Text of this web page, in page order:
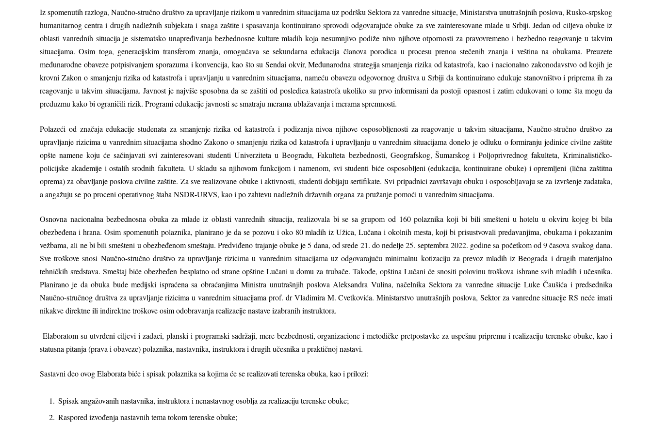
Iz spomenutih razloga, Naučno-stručno društvo za upravlјanje rizikom u vanrednim situacijama uz podršku Sektora za vanredne situacije, Ministarstva unutrašnjnih poslova, Rusko-srpskog
humanitarnog centra i drugih nadležnih subjekata i snaga zaštite i spasavanja kontinuirano sprovodi odgovarajuće obuke za sve zainteresovane mlade u Srbiji. Jedan od cilјeva obuke iz
oblasti vanrednih situacija je sistematsko unapređivanja bezbednosne kulture mladih koja nesumnjivo podiže nivo njihove otpornosti za pravovremeno i bezbedno reagovanje u takvim
situacijama. Osim toga, generacijskim transferom znanja, omogućava se sekundarna edukacija članova porodica u procesu prenoa stečenih znanja i veština na obukama. Preuzete
međunarodne obaveze potpisivanjem sporazuma i konvencija, kao što su Sendai okvir, Međunarodna strategija smanjenja rizika od katastrofa, kao i nacionalno zakonodavstvo od kojih je
krovni Zakon o smanjenju rizika od katastrofa i upravlјanju u vanrednim situacijama, nameću obavezu odgovornog društva u Srbiji da kontinuirano edukuje stanovništvo i priprema ih za
reagovanje u takvim situacijama. Javnost je najviše sposobna da se zaštiti od posledica katastrofa ukoliko su prvo informisani da postoji opasnost i zatim edukovani o tome šta mogu da
preduzmu kako bi ograničili rizik. Programi edukacije javnosti se smatraju merama ublažavanja i merama spremnosti.
Polazeći od značaja edukacije studenata za smanjenje rizika od katastrofa i podizanja nivoa njihove osposoblјenosti za reagovanje u takvim situacijama, Naučno-stručno društvo za
upravlјanje rizicima u vanrednim situacijama shodno Zakono o smanjenju rizika od katastrofa i upravlјanju u vanrednim situacijama donelo je odluku o formiranju jedinice civilne zaštite
opšte namene koju će sačinjavati svi zainteresovani studenti Univerziteta u Beogradu, Fakulteta bezbednosti, Geografskog, Šumarskog i Polјoprivrednog fakulteta, Kriminalističko-
policijske akademije i ostalih srodnih fakulteta. U skladu sa njihovom funkcijom i namenom, svi studenti biće osposoblјeni (edukacija, kontinuirane obuke) i opremlјeni (lična zaštitna
oprema) za obavlјanje poslova civilne zaštite. Za sve realizovane obuke i aktivnosti, studenti dobijaju sertifikate. Svi pripadnici završavaju obuku i osposoblјavaju se za izvršenje zadataka,
a angažuju se po proceni operativnog štaba NSDR-URVS, kao i po zahtevu nadležnih državnih organa za pružanje pomoći u vanrednim situacijama.
Osnovna nacionalna bezbednosna obuka za mlade iz oblasti vanrednih situacija, realizovala bi se sa grupom od 160 polaznika koji bi bili smešteni u hotelu u okviru kojeg bi bila
obezbeđena i hrana. Osim spomenutih polaznika, planirano je da se pozovu i oko 80 mladih iz Užica, Lučana i okolnih mesta, koji bi prisustvovali predavanjima, obukama i pokazanim
vežbama, ali ne bi bili smešteni u obezbeđenom smeštaju. Predviđeno trajanje obuke je 5 dana, od srede 21. do nedelјe 25. septembra 2022. godine sa početkom od 9 časova svakog dana.
Sve troškove snosi Naučno-stručno društvo za upravlјanje rizicima u vanrednim situacijama uz odgovarajuću minimalnu kotizaciju za prevoz mladih iz Beograda i drugih materijalno
tehničkih sredstava. Smeštaj biće obezbeđen besplatno od strane opštine Lučani u domu za trubače. Takođe, opština Lučani će snositi polovinu troškova ishrane svih mladih i učesnika.
Planirano je da obuka bude medijski ispraćena sa obraćanjima Ministra unutrašnjih poslova Aleksandra Vulina, načelnika Sektora za vanredne situacije Luke Čaušića i predsednika
Naučno-stručnog društva za upravlјanje rizicima u vanrednim situacijama prof. dr Vladimira M. Cvetkovića. Ministarstvo unutrašnjih poslova, Sektor za vanredne situacije RS neće imati
nikakve direktne ili indirektne troškove osim odobravanja realizacije nastave izabranih instruktora.
Elaboratom su utvrđeni cilјevi i zadaci, planski i programski sadržaji, mere bezbednosti, organizacione i metodičke pretpostavke za uspešnu pripremu i realizaciju terenske obuke, kao i
statusna pitanja (prava i obaveze) polaznika, nastavnika, instruktora i drugih učesnika u praktičnoj nastavi.
Sastavni deo ovog Elaborata biće i spisak polaznika sa kojima će se realizovati terenska obuka, kao i prilozi:
Spisak angažovanih nastavnika, instruktora i nenastavnog osoblјa za realizaciju terenske obuke;
Raspored izvođenja nastavnih tema tokom terenske obuke;